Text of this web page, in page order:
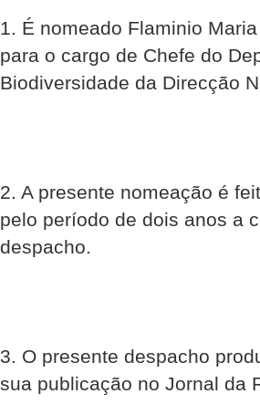
1. É nomeado Flaminio
para o cargo de Chefe do
Biodiversidade da Direcção
2. A presente nomeação é
pelo período de dois anos a
despacho.
3. O presente despacho
sua publicação no Jornal da